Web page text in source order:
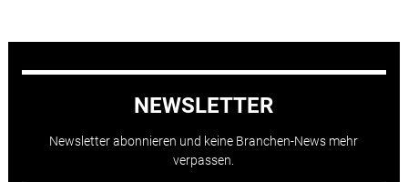
NEWSLETTER
Newsletter abonnieren und keine Branchen-News mehr
verpassen.